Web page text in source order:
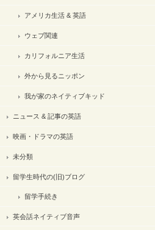
アメリカ生活 & 英語
ウェブ関連
カリフォルニア生活
外から見るニッポン
我が家のネイティブキッド
ニュース & 記事の英語
映画・ドラマの英語
未分類
留学生時代の(旧)ブログ
留学手続き
英会話ネイティブ音声